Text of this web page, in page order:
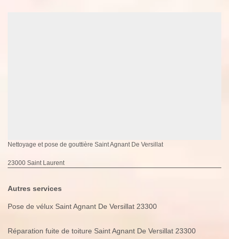
Nettoyage et pose de gouttière Saint Agnant De Versillat
23000 Saint Laurent
Autres services
Pose de vélux Saint Agnant De Versillat 23300
Réparation fuite de toiture Saint Agnant De Versillat 23300